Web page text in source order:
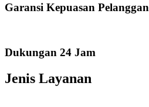
Garansi Kepuasan Pelanggan
Dukungan 24 Jam
Jenis Layanan